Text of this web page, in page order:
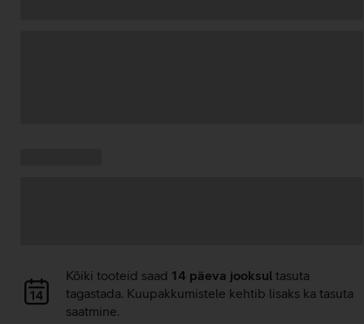
Andmete
laadimine
Kõiki tooteid saad 14 päeva jooksul tasuta
tagastada. Kuupakkumistele kehtib lisaks ka tasuta
saatmine.